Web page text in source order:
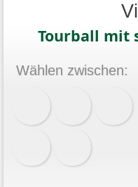
Tourball mit
Wählen zwischen: